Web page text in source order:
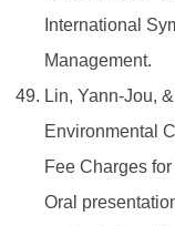
International
Management.
Lin, Yann-Jou,
Environmental
Fee Charges
Oral